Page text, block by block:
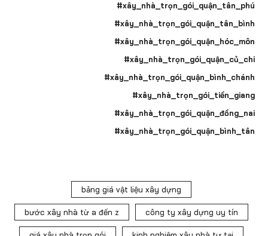
#xây_nhà_trọn_gói_quận_tân_phú
#xây_nhà_trọn_gói_quận_tân_bình
#xây_nhà_trọn_gói_quận_hóc_môn
#xây_nhà_trọn_gói_quận_củ_chi
#xây_nhà_trọn_gói_quận_bình_chánh
#xây_nhà_trọn_gói_tiền_giang
#xây_nhà_trọn_gói_quận_đồng_nai
#xây_nhà_trọn_gói_quận_bình_tân
bảng giá vật liệu xây dựng
bước xây nhà từ a đến z công ty xây dựng uy tín